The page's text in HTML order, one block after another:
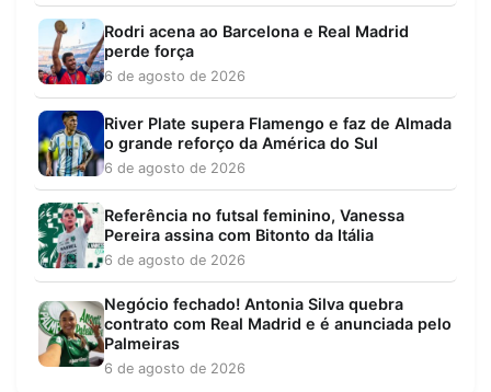
Rodri acena ao Barcelona e Real Madrid
perde força
6 de agosto de 2026
River Plate supera Flamengo e faz de Almada
o grande reforço da América do Sul
6 de agosto de 2026
Referência no futsal feminino, Vanessa
Pereira assina com Bitonto da Itália
6 de agosto de 2026
Negócio fechado! Antonia Silva quebra
contrato com Real Madrid e é anunciada pelo
Palmeiras
6 de agosto de 2026